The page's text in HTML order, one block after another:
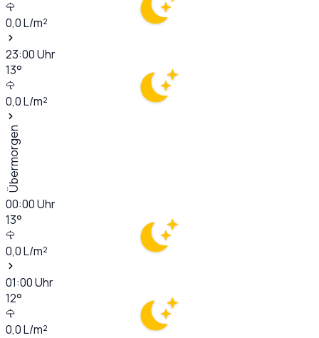
0,0L/m²
23:00Uhr
13°
0,0L/m²
Übermorgen
00:00Uhr
13°
0,0L/m²
01:00Uhr
12°
0,0L/m²